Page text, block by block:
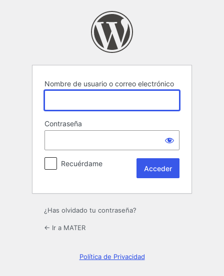
Nombre de usuario o correo electrónico
Contraseña
Recuérdame
¿Has olvidado tu contraseña?
← Ir a MATER
Política de Privacidad